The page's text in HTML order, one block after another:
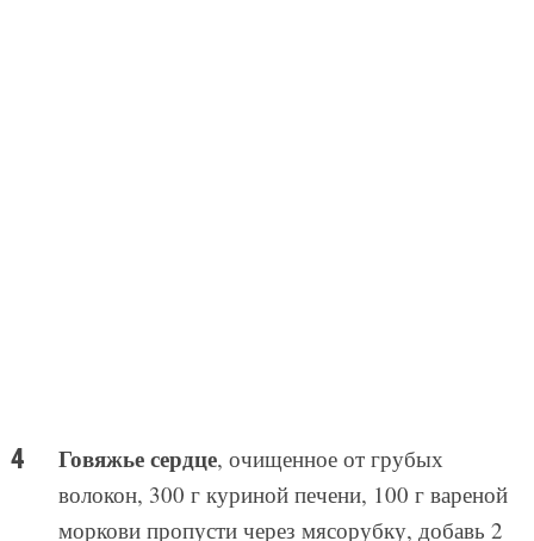
Говяжье сердце, очищенное от грубых
волокон, 300 г куриной печени, 100 г вареной
моркови пропусти через мясорубку, добавь 2